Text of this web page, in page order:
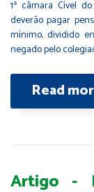
1ª câmara Cível
deverão pagar
mínimo, dividido
negado pelo
Read
Artigo -